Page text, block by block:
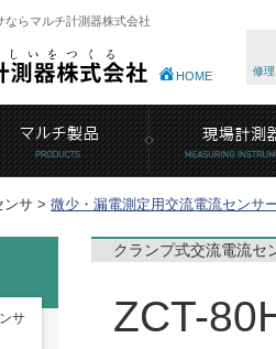
らマルチ計測器株式会社
HOME 修
ンサ > 微少・漏電測定用交流電流センサ
サ
クランプ式交流電流セ
ZCT-